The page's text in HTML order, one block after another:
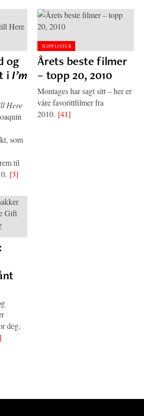
og
iI’m
Here
som
til
[3]
TOPPLISTER
Årets beste filmer
– topp 20, 2010
Montages har sagt sitt – her er
våre favorittfilmer fra
2010. [41]
deg.